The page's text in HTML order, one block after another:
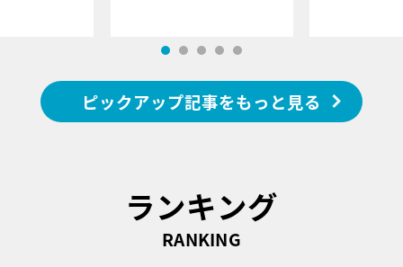
ピックアップ記事をもっと見る
ランキング
RANKING